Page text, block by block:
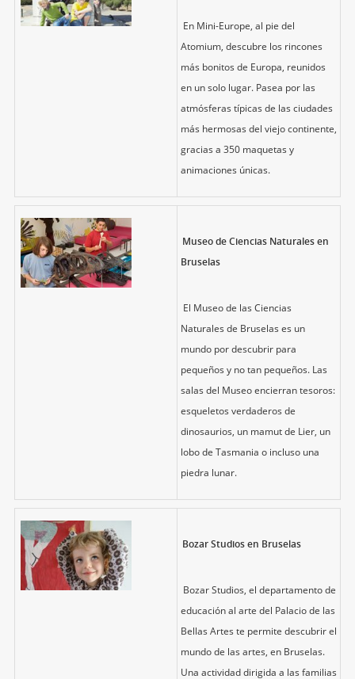
En Mini-Europe, al pie del
Atomium, descubre los rincones
más bonitos de Europa, reunidos
en un solo lugar. Pasea por las
atmósferas típicas de las ciudades
más hermosas del viejo continente,
gracias a 350 maquetas y
animaciones únicas.
Museo de Ciencias Naturales en
Bruselas
El Museo de las Ciencias
Naturales de Bruselas es un
mundo por descubrir para
pequeños y no tan pequeños. Las
salas del Museo encierran tesoros:
esqueletos verdaderos de
dinosaurios, un mamut de Lier, un
lobo de Tasmania o incluso una
piedra lunar.
Bozar Studios en Bruselas
Bozar Studios, el departamento de
educación al arte del Palacio de las
Bellas Artes te permite descubrir el
mundo de las artes, en Bruselas.
Una actividad dirigida a las familias